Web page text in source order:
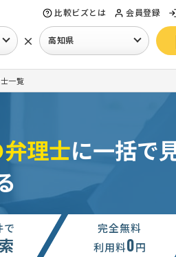
比較ビズとは 会員登録
× 高知県
一覧
理士に一括で
で
完全無料
利用料0円